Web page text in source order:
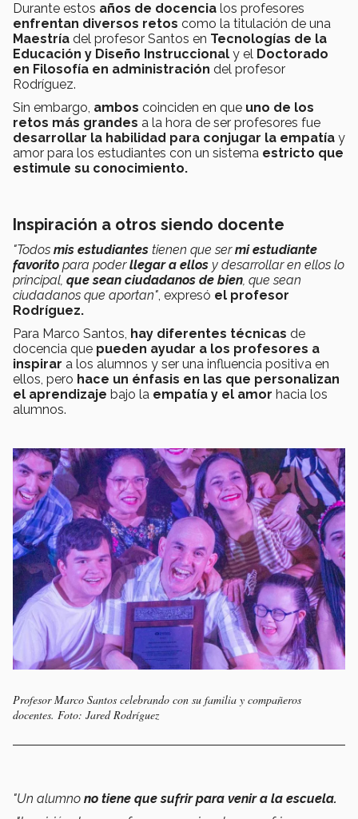
Durante estos años de docencia los profesores
enfrentan diversos retos como la titulación de una
Maestría del profesor Santos en Tecnologías de la
Educación y Diseño Instruccional y el Doctorado
en Filosofía en administración del profesor
Rodríguez.
Sin embargo, ambos coinciden en que uno de los
retos más grandes a la hora de ser profesores fue
desarrollar la habilidad para conjugar la empatía y
amor para los estudiantes con un sistema estricto que
estimule su conocimiento.
Inspiración a otros siendo docente
"Todos mis estudiantes tienen que sermi estudiante
favorito para poderllegar a ellos y desarrollar en ellos lo
principal, que sean ciudadanos de bien, que sean
ciudadanos que aportan", expresó el profesor
Rodríguez.
Para Marco Santos, hay diferentes técnicas de
docencia que pueden ayudar a los profesores a
inspirar a los alumnos y ser una influencia positiva en
ellos, pero hace un énfasis en las que personalizan
el aprendizaje bajo la empatía y el amor hacia los
alumnos.
Profesor Marco Santos celebrando con su familia y compañeros
docentes. Foto: Jared Rodríguez
"Un alumno no tiene que sufrir para venir a la escuela.